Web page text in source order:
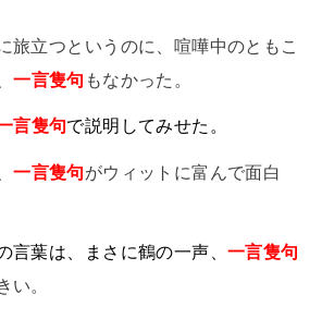
旅立つというのに、喧嘩中のともこ
一言隻句 もなかった。
言隻句で説明してみせた。
一言隻句がウィットに富んで面白
言葉は、 まさに鶴の一声、一言隻句
い。